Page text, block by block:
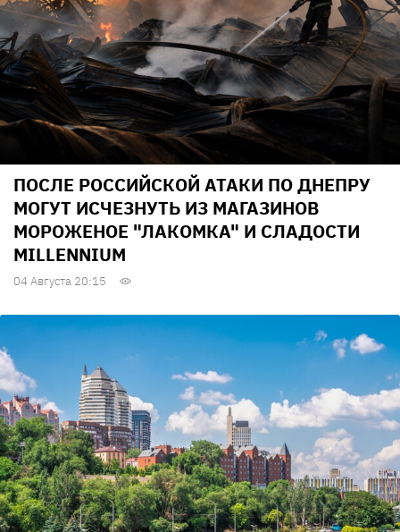
ПОСЛЕ РОССИЙСКОЙ АТАКИ ПО ДНЕПРУ
МОГУТ ИСЧЕЗНУТЬ ИЗ МАГАЗИНОВ
МОРОЖЕНОЕ "ЛАКОМКА" И СЛАДОСТИ
MILLENNIUM
04 Августа 20:15